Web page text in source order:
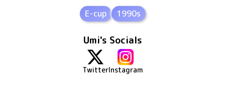
E-cup
1990s
Umi's Socials
TwitterInstagram